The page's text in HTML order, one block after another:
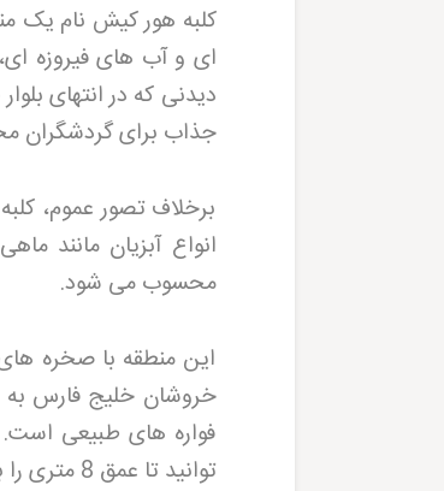
کلبه هور کیش نام یک
ای و آب های فیروزه
دیدنی که در انتهای
جذاب برای
برخلاف تصور عموم،
انواع آبزیان مانند
محسوب می شود.
این منطقه با صخره
خروشان خلیج فارس به
فواره های طبیعی
توانید تا عمق 8 متری را به وضوح مشاهده کنید و حرکت ماهی ها را در زیر آب تماشا کنید